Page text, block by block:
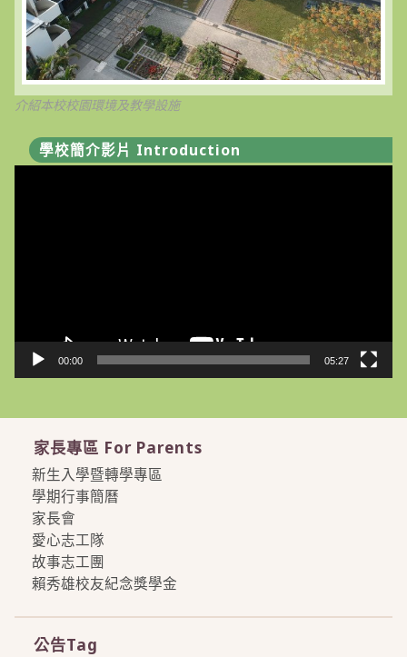
介紹本校校園環境及教學設施
學校簡介影片 Introduction
00:00 05:27
家長專區 For Parents
新生入學暨轉學專區
學期行事簡曆
家長會
愛心志工隊
故事志工團
賴秀雄校友紀念獎學金
公告Tag